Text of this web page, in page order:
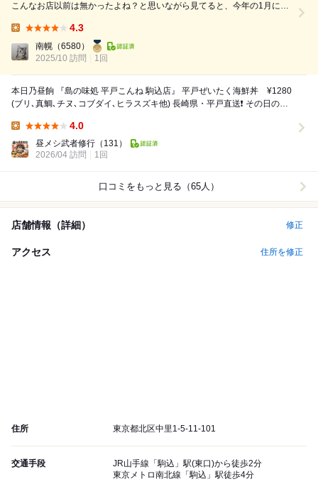
こんなお店以前は無かったよね？と思いながら見てると、今年の1月に開
知るよしも無いわけだ・・・ そう納得しながら、此処だとばかりに決め
ました。 開店時間は、1...
4.3
南幌 （6580）
2025/10 訪問
1回
本日乃昼餉 『島の味処 平戸こんね 駒込店』 平戸ぜいたく海鮮丼 ¥1280
(ブリ､真鯛､チヌ､コブダイ､ヒラスズキ他) 長崎県・平戸直送❗️ その日の良
4.0
昼メシ武者修行 （131）
2026/04 訪問
1回
口コミをもっと見る（65人）
店舗情報（詳細） 修正
アクセス 住所を修正
住所 東京都北区中里1-5-11-101
交通手段
JR山手線「駒込」駅(東口)から徒歩2分
東京メトロ南北線「駒込」駅徒歩4分